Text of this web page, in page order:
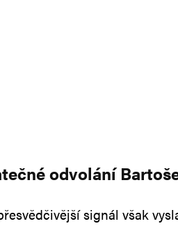
odvolání
signál však